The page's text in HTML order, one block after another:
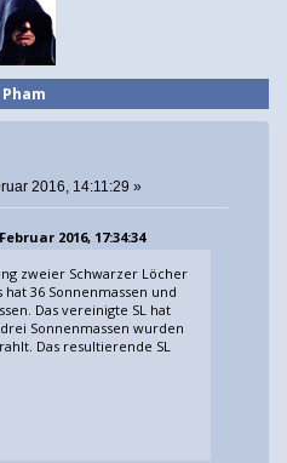
Pham
2016, 14:11:29 »
2016, 17:34:34
zweier Schwarzer Löcher
36 Sonnenmassen und
Das vereinigte SL hat
Sonnenmassen wurden
Das resultierende SL